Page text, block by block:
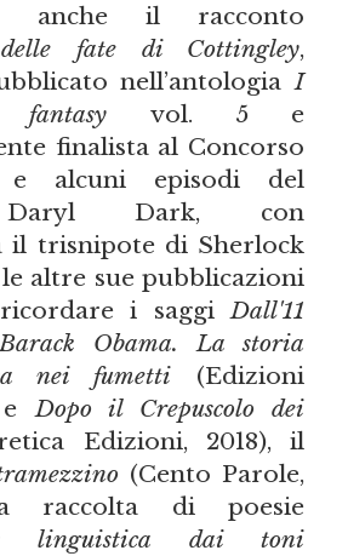
anche il racconto
delle fate di Cottingley,
nell’antologiaI
vol. 5 e
finalista al Concorso
e alcuni episodi del
Dark, con
il trisnipote di Sherlock
altre sue pubblicazioni
i saggiDall'11
Obama. La storia
nei fumetti (Edizioni
eDopo il Crepuscolo dei
Edizioni, 2018), il
(Cento Parole,
raccolta di poesie
linguistica dai toni